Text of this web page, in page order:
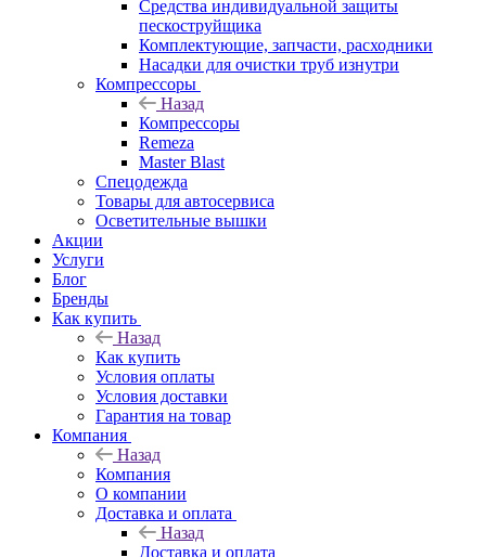
Средства индивидуальной защиты
пескоструйщика
Комплектующие, запчасти, расходники
Насадки для очистки труб изнутри
Компрессоры
Назад
Компрессоры
Remeza
Master Blast
Спецодежда
Товары для автосервиса
Осветительные вышки
Акции
Услуги
Блог
Бренды
Как купить
Назад
Как купить
Условия оплаты
Условия доставки
Гарантия на товар
Компания
Назад
Компания
О компании
Доставка и оплата
Назад
Доставка и оплата